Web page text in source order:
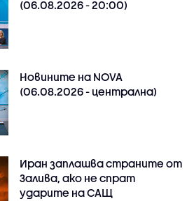
(06.08.2026 - 20:00)
Новините на NOVA
(06.08.2026 - централна)
Иран заплашва страните от
Залива, ако не спрат
ударите на САЩ